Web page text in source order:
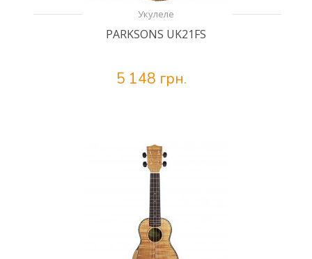
Укулеле
PARKSONS UK21FS
5 148 грн.